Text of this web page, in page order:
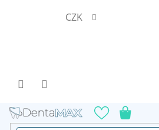
CZK